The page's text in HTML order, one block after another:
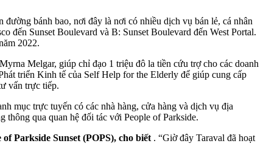
bánh bao, nơi đây là nơi có nhiều dịch vụ bán lẻ, cá nhân
đến Sunset Boulevard và B: Sunset Boulevard đến West Portal.
2022.
Melgar, giúp chỉ đạo 1 triệu đô la tiền cứu trợ cho các doanh
triển Kinh tế của Self Help for the Elderly để giúp cung cấp
vấn trực tiếp.
mục trực tuyến có các nhà hàng, cửa hàng và dịch vụ địa
qua quan hệ đối tác với People of Parkside.
Parkside Sunset (POPS), cho biết . “Giờ đây Taraval đã hoạt